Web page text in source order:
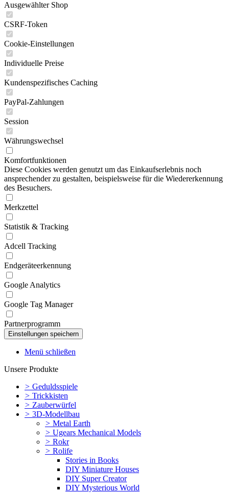
Ausgewählter Shop
CSRF-Token
Cookie-Einstellungen
Individuelle Preise
Kundenspezifisches Caching
PayPal-Zahlungen
Session
Währungswechsel
Komfortfunktionen
Diese Cookies werden genutzt um das Einkaufserlebnis noch
ansprechender zu gestalten, beispielsweise für die Wiedererkennung
des Besuchers.
Merkzettel
Statistik & Tracking
Adcell Tracking
Endgeräteerkennung
Google Analytics
Google Tag Manager
Partnerprogramm
Menü schließen
Unsere Produkte
> Geduldsspiele
> Trickkisten
> Zauberwürfel
> 3D-Modellbau
> Metal Earth
> Ugears Mechanical Models
> Rokr
> Rolife
Stories in Books
DIY Miniature Houses
DIY Super Creator
DIY Mysterious World